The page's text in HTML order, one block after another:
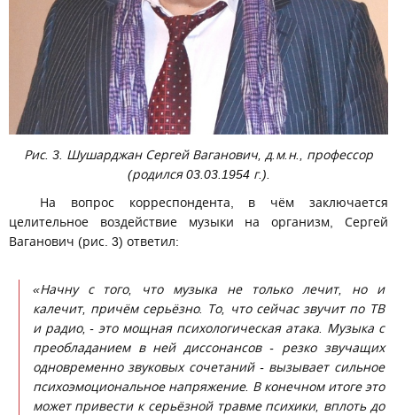
Рис. 3. Шушарджан Сергей Ваганович, д.м.н., профессор
(родился 03.03.1954 г.).
На вопрос корреспондента, в чём заключается
целительное воздействие музыки на организм, Сергей
Ваганович (рис. 3) ответил:
«Начну с того, что музыка не только лечит, но и
калечит, причём серьёзно. То, что сейчас звучит по ТВ
и радио, - это мощная психологическая атака. Музыка с
преобладанием в ней диссонансов - резко звучащих
одновременно звуковых сочетаний - вызывает сильное
психоэмоциональное напряжение. В конечном итоге это
может привести к серьёзной травме психики, вплоть до